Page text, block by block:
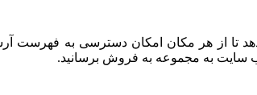
تا از هر مکان امکان دسترسی به فهرست
سایت به مجموعه به فروش برسانید.